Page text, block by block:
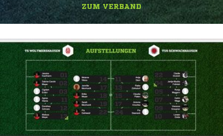
ZUM VERBAND